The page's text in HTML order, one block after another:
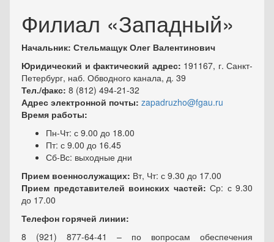
Филиал «Западный»
Начальник: Стельмащук Олег Валентинович
Юридический и фактический адрес: 191167, г. Санкт-
Петербург, наб. Обводного канала, д. 39
Тел./факс: 8 (812) 494-21-32
Адрес электронной почты: zapadruzho@fgau.ru
Время работы:
Пн-Чт: с 9.00 до 18.00
Пт: с 9.00 до 16.45
Сб-Вс: выходные дни
Прием военнослужащих: Вт, Чт: с 9.30 до 17.00
Прием представителей воинских частей: Ср: с 9.30
до 17.00
Телефон горячей линии:
8 (921) 877-64-41 – по вопросам обеспечения